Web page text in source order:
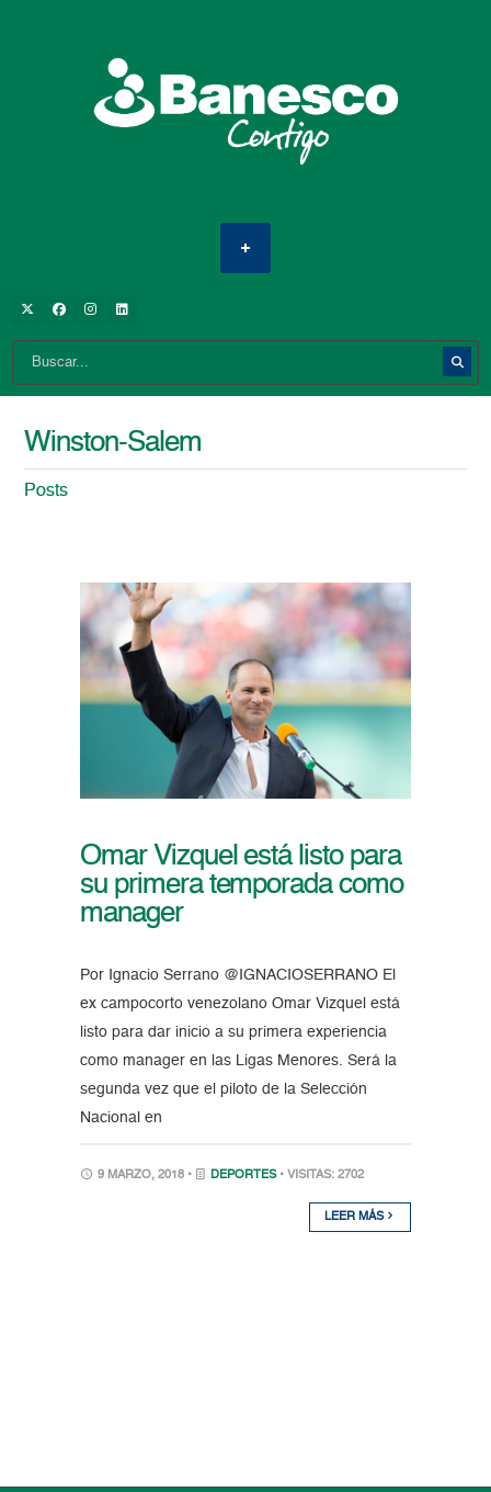
Winston-Salem
Posts
Omar Vizquel está listo para
su primera temporada como
manager
Por Ignacio Serrano @IGNACIOSERRANO El
ex campocorto venezolano Omar Vizquel está
listo para dar inicio a su primera experiencia
como manager en las Ligas Menores. Será la
segunda vez que el piloto de la Selección
Nacional en
9 MARZO, 2018 • DEPORTES • VISITAS: 2702
LEER MÁS